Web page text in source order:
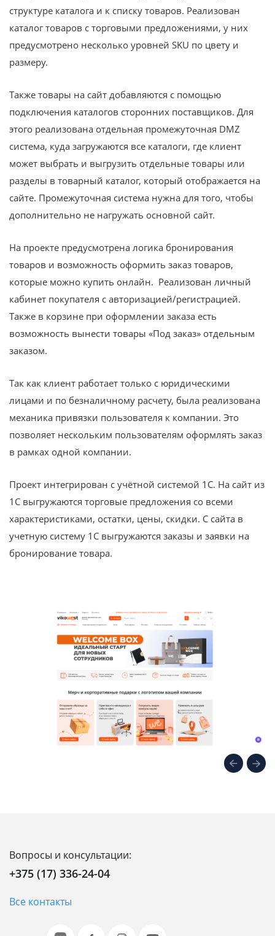
структуре каталога и к списку товаров. Реализован
каталог товаров с торговыми предложениями, у них
предусмотрено несколько уровней SKU по цвету и
размеру.
Также товары на сайт добавляются с помощью
подключения каталогов сторонних поставщиков. Для
этого реализована отдельная промежуточная DMZ
система, куда загружаются все каталоги, где клиент
может выбрать и выгрузить отдельные товары или
разделы в товарный каталог, который отображается на
сайте. Промежуточная система нужна для того, чтобы
дополнительно не нагружать основной сайт.
На проекте предусмотрена логика бронирования
товаров и возможность оформить заказ товаров,
которые можно купить онлайн. Реализован личный
кабинет покупателя с авторизацией/регистрацией.
Также в корзине при оформлении заказа есть
возможность вынести товары «Под заказ» отдельным
заказом.
Так как клиент работает только с юридическими
лицами и по безналичному расчету, была реализована
механика привязки пользователя к компании. Это
позволяет нескольким пользователям оформлять заказ
в рамках одной компании.
Проект интегрирован с учётной системой 1С. На сайт из
1С выгружаются торговые предложения со всеми
характеристиками, остатки, цены, скидки. С сайта в
учетную систему 1С выгружаются заказы и заявки на
бронирование товара.
Вопросы и консультации:
+375 (17) 336-24-04
Все контакты